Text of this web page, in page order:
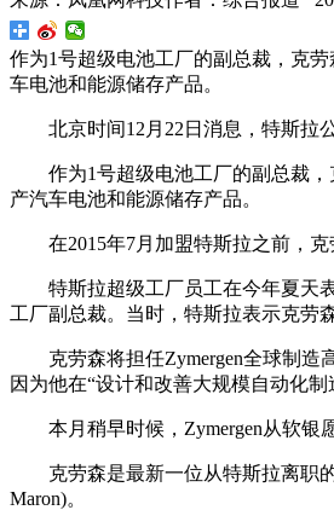
作为1号超级电池工厂的副总裁，克
车电池和能源储存产品。
北京时间12月22日消息，特斯拉
作为1号超级电池工厂的副总裁
产汽车电池和能源储存产品。
在2015年7月加盟特斯拉之前，
特斯拉超级工厂员工在今年夏天
工厂副总裁。当时，特斯拉表示克劳
克劳森将担任Zymergen全球制造
因为他在“设计和改善大规模自动化制
本月稍早时候，Zymergen从软银
克劳森是最新一位从特斯拉离职
Maron)。